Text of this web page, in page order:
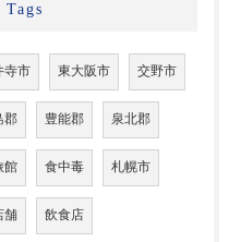
Tags
寺市 東大阪市 交野市
郡 豊能郡 泉北郡
館 食中毒 札幌市
舗 飲食店